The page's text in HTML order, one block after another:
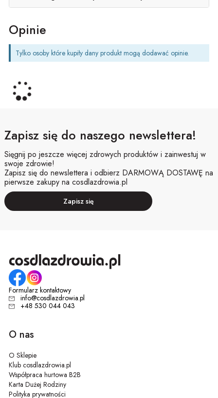
Opinie
Tylko osoby które kupiły dany produkt mogą dodawać opinie.
Zapisz się do naszego newslettera!
Sięgnij po jeszcze więcej zdrowych produktów i zainwestuj w
swoje zdrowie!
Zapisz się do newslettera i odbierz DARMOWĄ DOSTAWĘ na
pierwsze zakupy na cosdlazdrowia.pl
Zapisz się
Formularz kontaktowy
info@cosdlazdrowia.pl
+48 530 044 043
O nas
O Sklepie
Klub cosdlazdrowia.pl
Współpraca hurtowa B2B
Karta Dużej Rodziny
Polityka prywatności